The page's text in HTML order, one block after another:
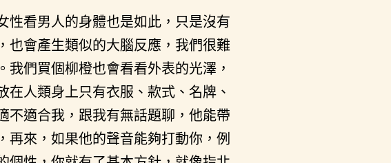
性看男人的身體也是如此，只是沒有
也會產生類似的大腦反應，我們很難
們買個柳橙也會看看外表的光澤，
人類身上只有衣服、款式、名牌、
不適合我，跟我有無話題聊，他能帶
來，如果他的聲音能夠打動你，例